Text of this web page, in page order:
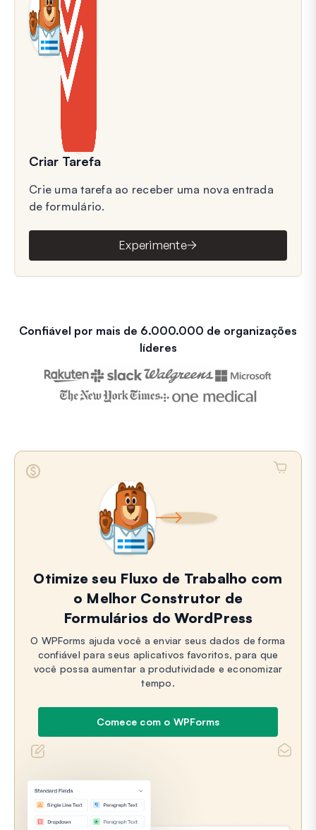
Criar Tarefa
Crie uma tarefa ao receber uma nova entrada
de formulário.
Experimente
Confiável por mais de 6.000.000 de organizações
líderes
Otimize seu Fluxo de Trabalho com
o Melhor Construtor de
Formulários do WordPress
O WPForms ajuda você a enviar seus dados de forma
confiável para seus aplicativos favoritos, para que
você possa aumentar a produtividade e economizar
tempo.
Comece com o WPForms